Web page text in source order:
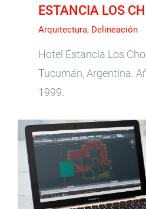
ESTANCIA LOS
Arquitectura, Delineación
Hotel Estancia Los
Tucumán, Argentina.
1999.
CARLOS PAZ POSSE